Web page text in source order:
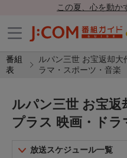
この夏、心を動か
番組
表
ルパン三世 お宝返却
ラマ・スポーツ・音楽
ルパン三世 お宝
プラス 映画・ド
放送スケジュール一覧